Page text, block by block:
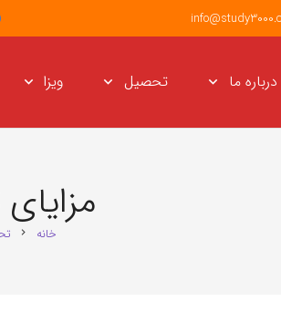
درباره ما تحصیل ویزا
خانه chevron_right